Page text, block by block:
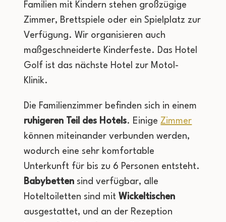
Familien mit Kindern stehen großzügige
Zimmer, Brettspiele oder ein Spielplatz zur
Verfügung. Wir organisieren auch
maßgeschneiderte Kinderfeste. Das Hotel
Golf ist das nächste Hotel zur Motol-
Klinik.
Die Familienzimmer befinden sich in einem
ruhigeren Teil des Hotels. EinigeZimmer
können miteinander verbunden werden,
wodurch eine sehr komfortable
Unterkunft für bis zu 6 Personen entsteht.
Babybetten sind verfügbar, alle
Hoteltoiletten sind mitWickeltischen
ausgestattet, und an der Rezeption